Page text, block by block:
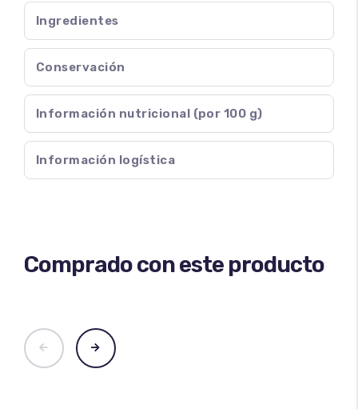
Ingredientes
Conservación
Información nutricional (por 100 g)
Información logística
Comprado con este producto